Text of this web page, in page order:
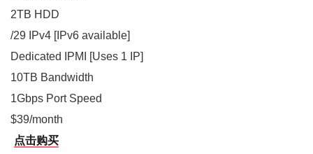
2TB HDD
/29 IPv4 [IPv6 available]
Dedicated IPMI [Uses 1 IP]
10TB Bandwidth
1Gbps Port Speed
$39/month
点击购买